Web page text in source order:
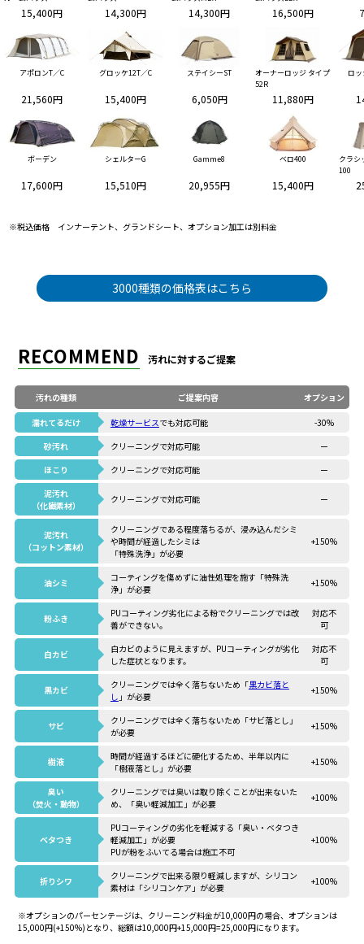
15,400円 14,300円 14,300円 16,500円
アポロンT／C
21,560円
グロッケ12T／C
15,400円
ステイシーST
6,050円
オーナーロッジ タイプ
52R
11,880円
ロ
ボーデン
17,600円
シェルターG
15,510円
Gamme8
20,955円
ベロ400
15,400円
クラシ
100
※税込価格 インナーテント、グランドシート、オプション加工は別料金
3000種類の価格表はこちら
RECOMMEND 汚れに対するご提案
汚れの種類 ご提案内容 オプション
濡れてるだけ 乾燥サービス でも対応可能
-30%
砂汚れ
クリーニングで対応可能
ー
ほこり
クリーニングで対応可能
ー
泥汚れ
（化繊素材）
クリーニングで対応可能 ー
泥汚れ
（コットン素材）
クリーニングである程度落ちるが、浸み込んだシミ
や時間が経過したシミは
「特殊洗浄」が必要
+150%
油シミ
コーティングを傷めずに油性処理を施す「特殊洗
浄」が必要
+150%
粉ふき
PUコーティング劣化による粉でクリーニングでは改
善ができない。
対応不
可
白カビ
白カビのように見えますが、PUコーティングが劣化
した症状となります。
対応不
可
黒カビ クリーニングでは全く落ちないため「黒カビ落と
し 」が必要
+150%
サビ
クリーニングでは全く落ちないため「サビ落とし」
が必要
+150%
樹液
時間が経過するほどに硬化するため、半年以内に
「樹液落とし」が必要
+150%
臭い
（焚火・動物）
クリーニングでは臭いは取り除くことが出来ないた
め、「臭い軽減加工」が必要
+100%
ベタつき
PUコーティングの劣化を軽減する「臭い・ベタつき
軽減加工」が必要
PUが粉をふいてる場合は施工不可
+100%
折りシワ
クリーニングで出来る限り軽減しますが、シリコン
素材は「シリコンケア」が必要
+100%
※オプションのパーセンテージは、クリーニング料金が10,000円の場合、オプションは
15,000円(+150%)となり、総額は10,000円+15,000円=25,000円になります。